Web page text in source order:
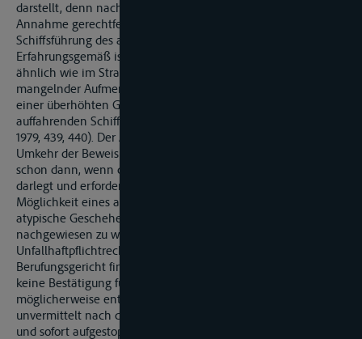
darstellt, denn nach den Erfahrungen des Lebens ist die
Annahme gerechtfertigt, dass es auf einem Fehlverhalten der
Schiffsführung des auffahrenden Fahrzeugs beruht.
Erfahrungsgemäß ist ein derartiger Unfall in der Schifffahrt-
ähnlich wie im Straßenverkehr - regelmäßig nur mit
mangelnder Aufmerksamkeit oder zu dichtem Auffahren oder
einer überhöhten Geschwindigkeit auf Seiten des
auffahrenden Schiffes erklärbar (vgl. RhSchOG Köln, VersR
1979, 439, 440). Der Anscheinsbeweis führt nicht zu einer
Umkehr der Beweislast. Seine Wirkung entfällt vielmehr
schon dann, wenn der Gegner des Beweisführers Tatsachen
darlegt und erforderlichenfalls beweist, die die ernsthafte
Möglichkeit eines anderen Geschehensablaufes ergeben. Der
atypische Geschehensablauf selbst braucht nicht positiv
nachgewiesen zu werden (vgl. Wussow/Kürschner,
Unfallhaftpflichtrecht, 15. Aufl., 2002, Kap. 20 TZ 8 m.w.N.). Das
Berufungsgericht findet im Ergebnis der Beweisaufnahme
keine Bestätigung für die Richtigkeit der den Anscheinsbeweis
möglicherweise entkräftenden Darstellung, dass sich TMS „S."
unvermittelt nach dem Überholvorgang vor MS „K." gesetzt
und sofort aufgestoppt habe. Nicht nur dem vorausfahrenden,